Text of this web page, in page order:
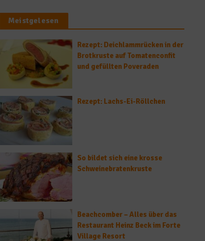
Meistgelesen
Rezept: Deichlammrücken in der
Brotkruste auf Tomatenconfit
und gefüllten Poveraden
Rezept: Lachs-Ei-Röllchen
So bildet sich eine krosse
Schweinebratenkruste
Beachcomber – Alles über das
Restaurant Heinz Beck im Forte
Village Resort